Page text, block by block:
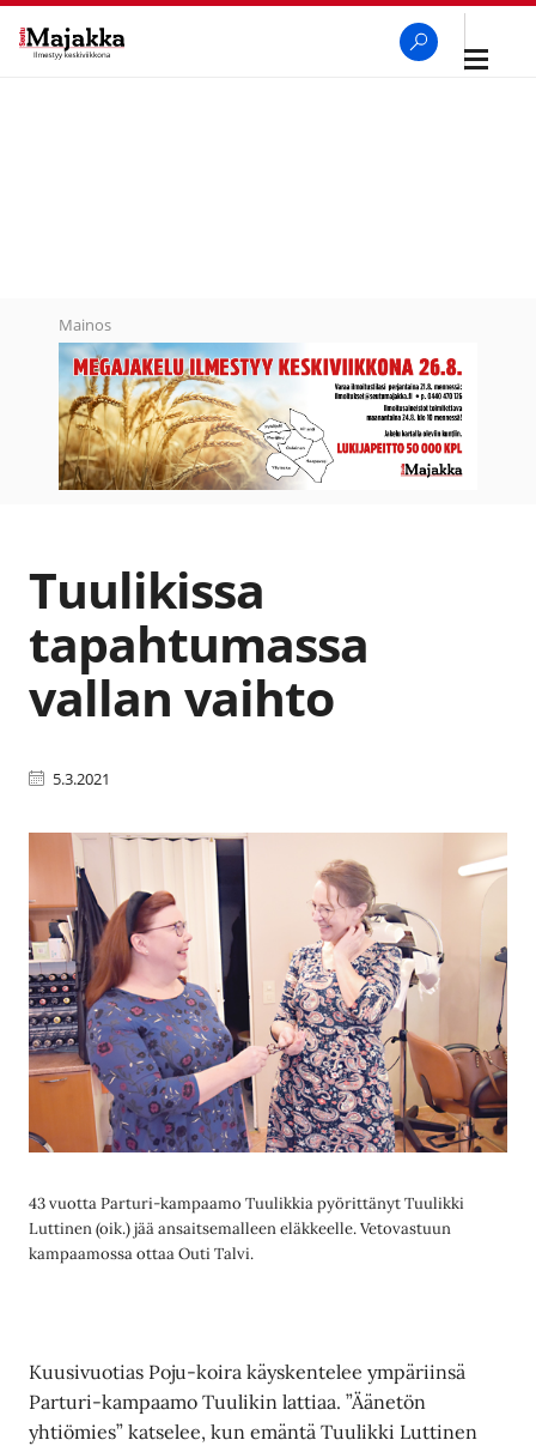
Avaa
Mainos
Tuulikissa
tapahtumassa
vallan vaihto
5.3.2021
43 vuotta Parturi-kampaamo Tuulikkia pyörittänyt Tuulikki
Luttinen (oik.) jää ansaitsemalleen eläkkeelle. Vetovastuun
kampaamossa ottaa Outi Talvi.
Kuusivuotias Poju-koira käyskentelee ympäriinsä
Parturi-kampaamo Tuulikin lattiaa. ”Äänetön
yhtiömies” katselee, kun emäntä Tuulikki Luttinen